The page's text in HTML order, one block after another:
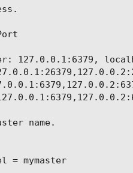
127.0.0.1:6379,
name.
= mymaster